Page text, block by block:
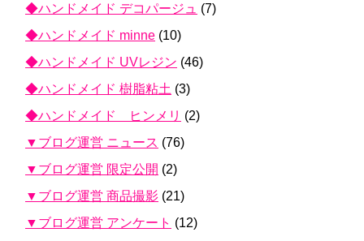
◆ハンドメイド デコパージュ (7)
◆ハンドメイド minne (10)
◆ハンドメイド UVレジン (46)
◆ハンドメイド 樹脂粘土 (3)
◆ハンドメイド ヒンメリ (2)
▼ブログ運営 ニュース (76)
▼ブログ運営 限定公開 (2)
▼ブログ運営 商品撮影 (21)
▼ブログ運営 アンケート (12)